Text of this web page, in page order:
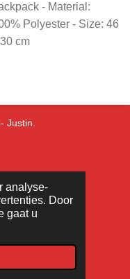
analyse-
Door
gaat u
- Material:
Polyester - Size: 46
cm
Justin.